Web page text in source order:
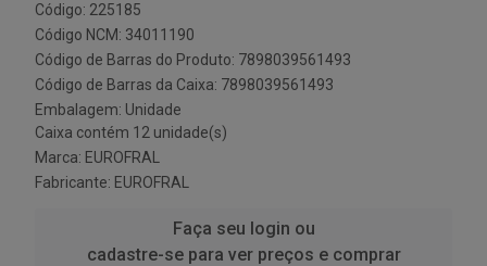
Código: 225185
Código NCM: 34011190
Código de Barras do Produto: 7898039561493
Código de Barras da Caixa: 7898039561493
Embalagem: Unidade
Caixa contém 12 unidade(s)
Marca: EUROFRAL
Fabricante: EUROFRAL
Faça seu login ou
cadastre-se para ver preços e comprar